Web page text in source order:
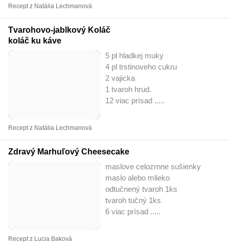
Recept z Natália Lechmanová
Tvarohovo-jablkový Koláč
koláč ku káve
5 pl hladkej muky
4 pl trstinoveho cukru
2 vajicka
1 tvaroh hrud.
12 viac prísad .....
Recept z Natália Lechmanová
Zdravý Marhuľový Cheesecake
maslove celozrnne sušienky
maslo alebo mlieko
odtučnený tvaroh 1ks
tvaroh tučný 1ks
6 viac prísad .....
Recept z Lucia Baková